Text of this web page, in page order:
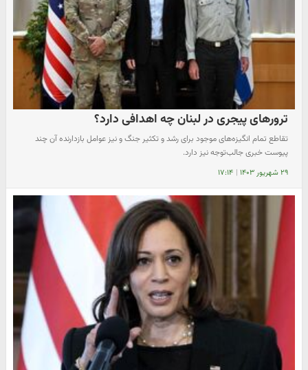
ترورهای پیجری در لبنان چه اهدافی دارد؟
تقاطع تمام انگیزه‌های موجود برای رشد و تکثیر جنگ و نیز عوامل بازدارنده آن چند
پیوست خبری جالب‌توجه نیز دارد.
۲۹ شهریور ۱۴۰۳ | ۱۷:۱۴